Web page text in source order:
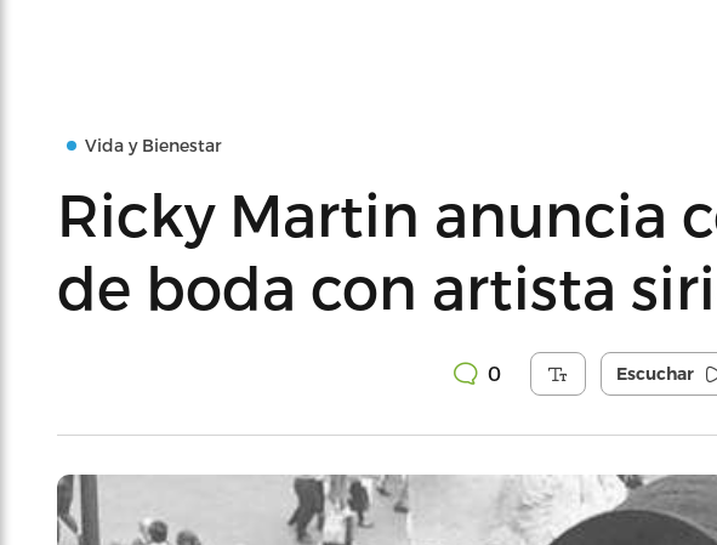
Vida y Bienestar
Ricky Martin anuncia
de boda con artista
0 Escuchar